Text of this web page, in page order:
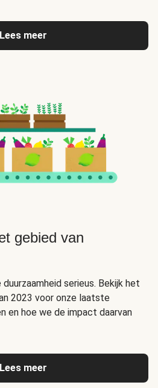
Lees meer
gebied van
serieus. Bekijk het
2023 voor onze laatste
en hoe we de impact daarvan
Lees meer